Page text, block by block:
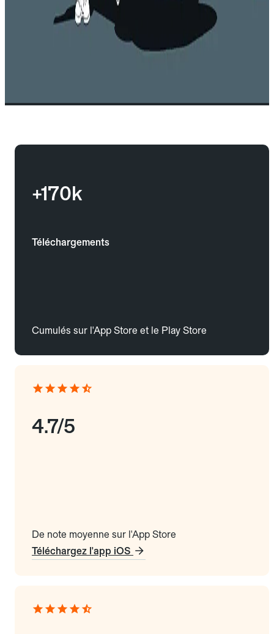
+170k
Téléchargements
Cumulés sur l'App Store et le Play Store
4.7/5
De note moyenne sur l'App Store
Téléchargez l'app iOS